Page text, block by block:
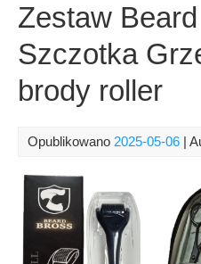
Zestaw
Szczotka
brody roller
Opublikowano 2025-05-06 |